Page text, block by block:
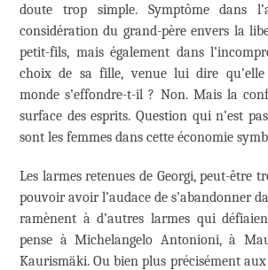
doute trop simple. Symptôme dans
considération du grand-père envers la
petit-fils, mais également dans
choix de sa fille, venue lui dire
monde s’effondre-t-il ? Non. Mais la
surface des esprits. Question qui n’est
sont les femmes dans cette économie
Les larmes retenues de Georgi, peut-être
pouvoir avoir l’audace de s’abandonner
ramènent à d’autres larmes qui
pense à Michelangelo Antonioni, à
Kaurismäki. Ou bien plus précisément aux